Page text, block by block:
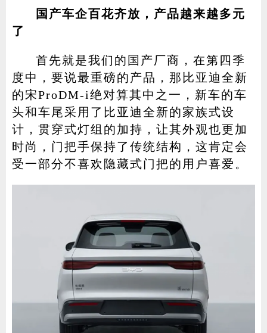
国产车企百花齐放，产品越来越多元
了
首先就是我们的国产厂商，在第四季
度中，要说最重磅的产品，那比亚迪全新
的宋ProDM-i绝对算其中之一，新车的车
头和车尾采用了比亚迪全新的家族式设
计，贯穿式灯组的加持，让其外观也更加
时尚，门把手保持了传统结构，这肯定会
受一部分不喜欢隐藏式门把的用户喜爱。